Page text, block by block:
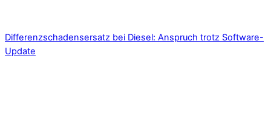
Differenzschadensersatz bei Diesel: Anspruch trotz Software-
Update